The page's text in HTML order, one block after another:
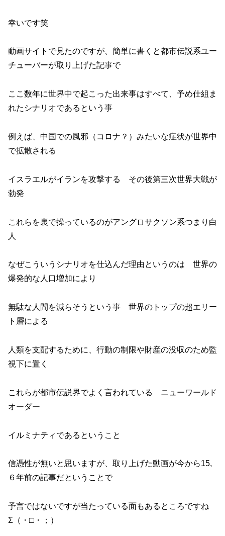
幸いです笑
動画サイトで見たのですが、簡単に書くと都市伝説系ユー
チューバーが取り上げた記事で
ここ数年に世界中で起こった出来事はすべて、予め仕組ま
れたシナリオであるという事
例えば、中国での風邪（コロナ？）みたいな症状が世界中
で拡散される
イスラエルがイランを攻撃する その後第三次世界大戦が
勃発
これらを裏で操っているのがアングロサクソン系つまり白
人
なぜこういうシナリオを仕込んだ理由というのは 世界の
爆発的な人口増加により
無駄な人間を減らそうという事 世界のトップの超エリー
ト層による
人類を支配するために、行動の制限や財産の没収のため監
視下に置く
これらが都市伝説界でよく言われている ニューワールド
オーダー
イルミナティであるということ
信憑性が無いと思いますが、取り上げた動画が今から15,
６年前の記事だということで
予言ではないですが当たっている面もあるところですね
Σ（・□・；）